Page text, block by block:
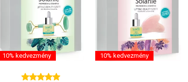
10% kedvezmény 10% kedvezmény